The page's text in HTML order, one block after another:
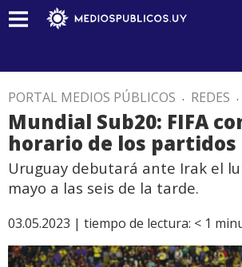
PORTAL MEDIOS PÚBLICOS . REDES .
Mundial Sub20: FIFA
horario de los partidos
Uruguay debutará ante Irak el
mayo a las seis de la tarde.
03.05.2023 | tiempo de lectura: < 1